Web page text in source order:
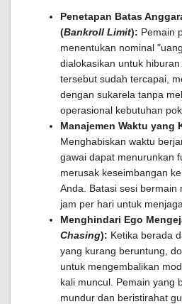
Penetapan Batas
(Bankroll Limit): Pemain
menentukan nominal
dialokasikan untuk
tersebut sudah tercapai,
dengan sukarela tanpa
operasional kebutuhan
Manajemen Waktu yang
Menghabiskan waktu
gawai dapat menurunkan
merusak keseimbangan
Anda. Batasi sesi bermain
jam per hari untuk
Menghindari Ego
Chasing): Ketika berada
yang kurang beruntung,
untuk mengembalikan
kali muncul. Pemain yang
mundur dan beristirahat